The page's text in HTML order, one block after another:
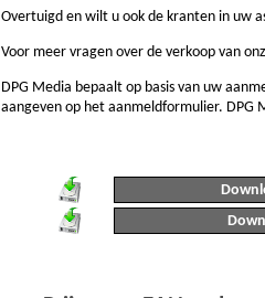
Overtuigd en wilt u ook de kranten in uw
Voor meer vragen over de verkoop van
DPG Media bepaalt op basis van uw
aangeven op het aanmeldformulier.